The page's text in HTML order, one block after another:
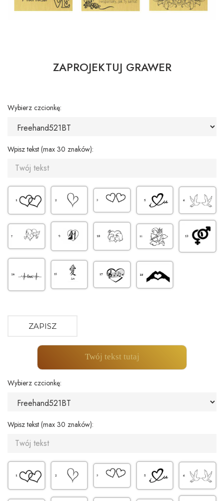
ZAPROJEKTUJ GRAWER
Wybierz czcionkę:
Wpisz tekst (max 30 znaków):
ZAPISZ
Twój tekst tutaj
Wybierz czcionkę:
Wpisz tekst (max 30 znaków):